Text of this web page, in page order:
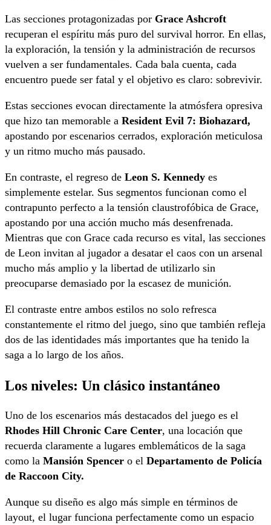
Las secciones protagonizadas por Grace Ashcroft
recuperan el espíritu más puro del survival horror. En ellas,
la exploración, la tensión y la administración de recursos
vuelven a ser fundamentales. Cada bala cuenta, cada
encuentro puede ser fatal y el objetivo es claro: sobrevivir.
Estas secciones evocan directamente la atmósfera opresiva
que hizo tan memorable a Resident Evil 7: Biohazard,
apostando por escenarios cerrados, exploración meticulosa
y un ritmo mucho más pausado.
En contraste, el regreso de Leon S. Kennedy es
simplemente estelar. Sus segmentos funcionan como el
contrapunto perfecto a la tensión claustrofóbica de Grace,
apostando por una acción mucho más desenfrenada.
Mientras que con Grace cada recurso es vital, las secciones
de Leon invitan al jugador a desatar el caos con un arsenal
mucho más amplio y la libertad de utilizarlo sin
preocuparse demasiado por la escasez de munición.
El contraste entre ambos estilos no solo refresca
constantemente el ritmo del juego, sino que también refleja
dos de las identidades más importantes que ha tenido la
saga a lo largo de los años.
Los niveles: Un clásico instantáneo
Uno de los escenarios más destacados del juego es el
Rhodes Hill Chronic Care Center, una locación que
recuerda claramente a lugares emblemáticos de la saga
como la Mansión Spencer o el Departamento de Policía
de Raccoon City.
Aunque su diseño es algo más simple en términos de
layout, el lugar funciona perfectamente como un espacio